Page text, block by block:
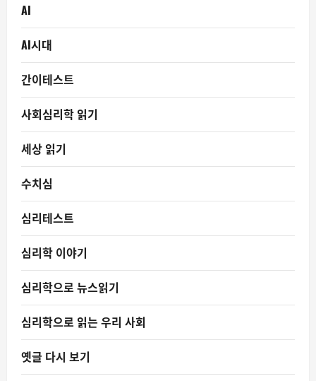
AI
AI시대
간이테스트
사회심리학 읽기
세상 읽기
수치심
심리테스트
심리학 이야기
심리학으로 뉴스읽기
심리학으로 읽는 우리 사회
옛글 다시 보기